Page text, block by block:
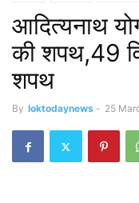
आदित्यनाथ
की शपथ,49
शपथ
By loktodaynews - 25